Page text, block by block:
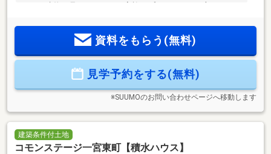
りから建物が見えにくく、ご家族のプライバシーが守られや
に隣接した4.3帖洋室は、ゲストルームやキッズスペースとし
て独立した使い方でも、リビングと一体となった使い方でも
す。お気軽に高知ライフ不動産までお問い合わせください(^^)
資料をもらう(無料)
見学予約をする(無料)
※SUUMOのお問い合わせページへ移動します
建築条件付土地
コモンステージ一宮東町【積水ハウス】